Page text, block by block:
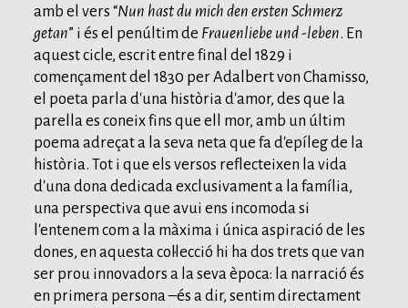
amb el vers “Nun hast du mich den ersten Schmerz
getan” i és el penúltim de Frauenliebe und -leben. En
aquest cicle, escrit entre final del 1829 i
començament del 1830 per Adalbert von Chamisso,
el poeta parla d'una història d'amor, des que la
parella es coneix fins que ell mor, amb un últim
poema adreçat a la seva neta que fa d'epíleg de la
història. Tot i que els versos reflecteixen la vida
d'una dona dedicada exclusivament a la família,
una perspectiva que avui ens incomoda si
l'entenem com a la màxima i única aspiració de les
dones, en aquesta col·lecció hi ha dos trets que van
ser prou innovadors a la seva època: la narració és
en primera persona –és a dir, sentim directament